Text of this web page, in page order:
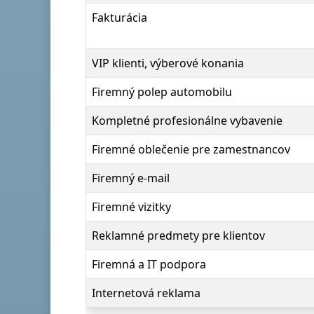
Fakturácia
VIP klienti, výberové konania
Firemný polep automobilu
Kompletné profesionálne vybavenie
Firemné oblečenie pre zamestnancov
Firemný e-mail
Firemné vizitky
Reklamné predmety pre klientov
Firemná a IT podpora
Internetová reklama